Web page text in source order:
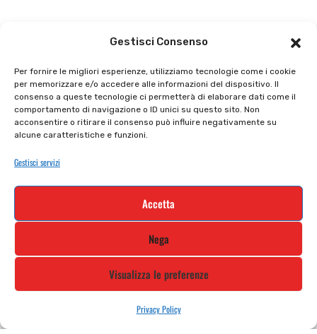
Gestisci Consenso
Per fornire le migliori esperienze, utilizziamo tecnologie come i cookie
per memorizzare e/o accedere alle informazioni del dispositivo. Il
consenso a queste tecnologie ci permetterà di elaborare dati come il
comportamento di navigazione o ID unici su questo sito. Non
acconsentire o ritirare il consenso può influire negativamente su
alcune caratteristiche e funzioni.
Gestisci servizi
Accetta
Nega
Visualizza le preferenze
Privacy Policy
Privacy policy
Cookie policy
Tutti prodotti
Termini e condizioni
Iscriviti alla nostra newsletter e rimani